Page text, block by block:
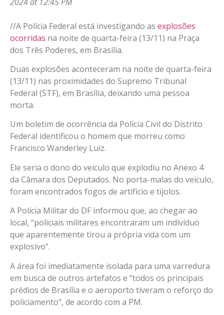
//A Polícia Federal está investigando as explosões
ocorridas na noite de quarta-feira (13/11) na Praça
dos Três Poderes, em Brasília.
Duas explosões aconteceram na noite de quarta-feira
(13/11) nas proximidades do Supremo Tribunal
Federal (STF), em Brasília, deixando uma pessoa
morta.
Um boletim de ocorrência da Polícia Civil do Distrito
Federal identificou o homem que morreu como
Francisco Wanderley Luiz.
Ele seria o dono do veículo que explodiu no Anexo 4
da Câmara dos Deputados. No porta-malas do veículo,
foram encontrados fogos de artifício e tijolos.
A Polícia Militar do DF informou que, ao chegar ao
local, “policiais militares encontraram um indivíduo
que aparentemente tirou a própria vida com um
explosivo”.
A área foi imediatamente isolada para uma varredura
em busca de outros artefatos e “todos os principais
prédios de Brasília e o aeroporto tiveram o reforço do
policiamento”, de acordo com a PM.